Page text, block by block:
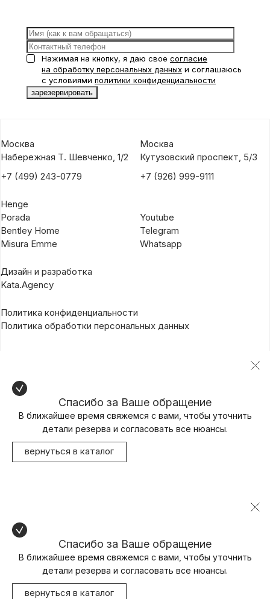
Нажимая на кнопку, я даю свое согласие
на обработку персональных данных и соглашаюсь
с условиями политики конфиденциальности
Москва
Набережная Т. Шевченко, 1/2
+7 (499) 243-0779
Москва
Кутузовский проспект, 5/3
+7 (926) 999-9111
Henge
Porada
Bentley Home
Misura Emme
Youtube
Telegram
Whatsapp
Дизайн и разработка
Kata.Agency
Политика конфиденциальности
Политика обработки персональных данных
Спасибо за Ваше обращение
В ближайшее время свяжемся с вами, чтобы уточнить
детали резерва и согласовать все нюансы.
вернуться в каталог
Спасибо за Ваше обращение
В ближайшее время свяжемся с вами, чтобы уточнить
детали резерва и согласовать все нюансы.
вернуться в каталог